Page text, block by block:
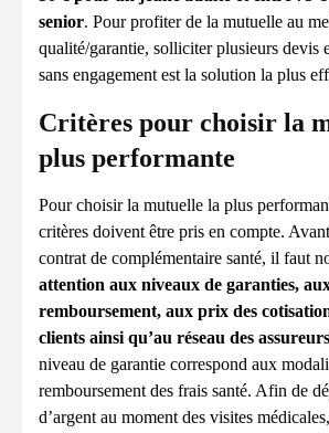
senior. Pour profiter de la mutuelle au
qualité/garantie, solliciter plusieurs devis
sans engagement est la solution la plus
Critères pour choisir la
plus performante
Pour choisir la mutuelle la plus
critères doivent être pris en compte.
contrat de complémentaire santé, il faut
attention aux niveaux de garanties,
remboursement, aux prix des
clients ainsi qu’au réseau des
niveau de garantie correspond aux
remboursement des frais santé. Afin de
d’argent au moment des visites